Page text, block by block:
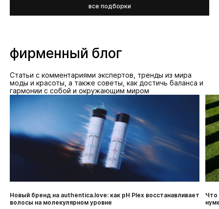
все подборки
Новый бренд на authentica.love: как pH Plex восстанавливает
волосы на молекулярном уровне
Что
фирменный блог
Статьи с комментариями экспертов, тренды из мира
моды и красоты, а также советы, как достичь баланса и
гармонии с собой и окружающим миром